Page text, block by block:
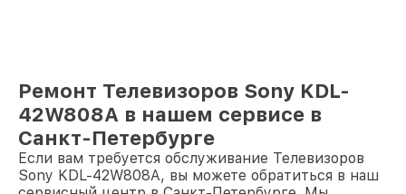
Ремонт Телевизоров Sony KDL-
42W808A в нашем сервисе в
Санкт-Петербурге
Если вам требуется обслуживание Телевизоров
Sony KDL-42W808A, вы можете обратиться в наш